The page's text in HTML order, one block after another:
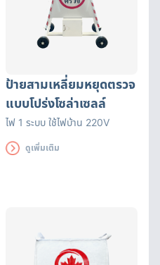
ป้ายสามเหลี่ยมหยุดตรวจ
แบบโปร่งโซล่าเซลล์
ไฟ 1 ระบบ ใช้ไฟบ้าน 220V
ดูเพิ่มเติม